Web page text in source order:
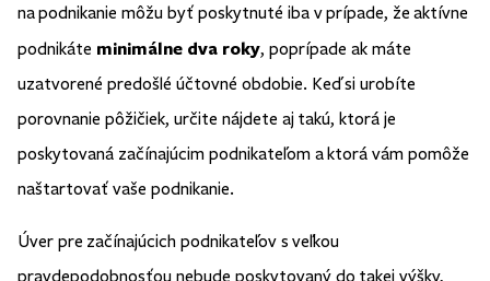
na podnikanie môžu byť poskytnuté iba v prípade, že aktívne
podnikáte minimálne dva roky, poprípade ak máte
uzatvorené predošlé účtovné obdobie. Keď si urobíte
porovnanie pôžičiek, určite nájdete aj takú, ktorá je
poskytovaná začínajúcim podnikateľom a ktorá vám pomôže
naštartovať vaše podnikanie.
Úver pre začínajúcich podnikateľov s veľkou
pravdepodobnosťou nebude poskytovaný do takej výšky,